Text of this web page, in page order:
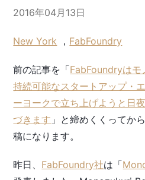
2016年04月13日
New York ， FabFoundry
前の記事を「FabFoundryはモ
持続可能なスタートアップ・
ーヨークで立ち上げようと日
づきます 」と締めくくってか
稿になります。
昨日、 FabFoundry社は「